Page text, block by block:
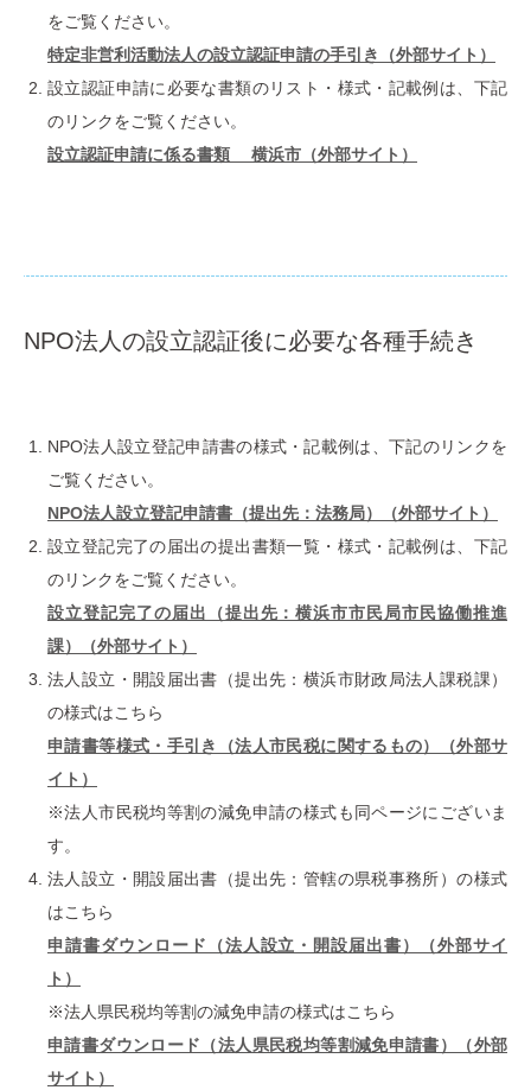
をご覧ください。
特定⾮営利活動法⼈の設⽴認証申請の⼿引き（外部サイト）
設⽴認証申請に必要な書類のリスト・様式・記載例は、下記
のリンクをご覧ください。
設⽴認証申請に係る書類 横浜市（外部サイト）
NPO法⼈の設⽴認証後に必要な各種⼿続き
NPO法⼈設⽴登記申請書の様式・記載例は、下記のリンクを
ご覧ください。
NPO法⼈設⽴登記申請書（提出先：法務局）（外部サイト）
設⽴登記完了の届出の提出書類⼀覧・様式・記載例は、下記
のリンクをご覧ください。
設⽴登記完了の届出（提出先：横浜市市⺠局市⺠協働推進
課）（外部サイト）
法⼈設⽴・開設届出書（提出先：横浜市財政局法⼈課税課）
の様式はこちら
申請書等様式・⼿引き（法⼈市⺠税に関するもの）（外部サ
イト）
※法⼈市⺠税均等割の減免申請の様式も同ページにございま
す。
法⼈設⽴・開設届出書（提出先：管轄の県税事務所）の様式
はこちら
申請書ダウンロード（法⼈設⽴・開設届出書）（外部サイ
ト）
※法⼈県⺠税均等割の減免申請の様式はこちら
申請書ダウンロード（法⼈県⺠税均等割減免申請書）（外部
サイト）